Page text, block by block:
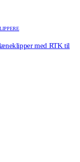
med RTK til